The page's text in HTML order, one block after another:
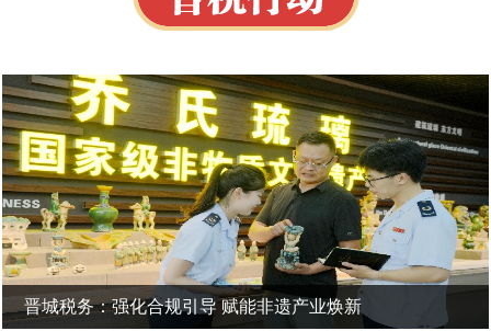
晋城税务：强化合规引导 赋能非遗产业焕新